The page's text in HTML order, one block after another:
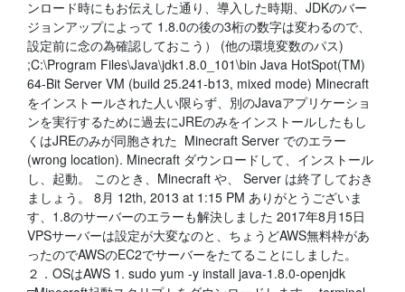
ンロード時にもお伝えした通り、導入した時期、JDKのバー
ジョンアップによって 1.8.0の後の3桁の数字は変わるので、
設定前に念の為確認しておこう） (他の環境変数のパス)
;C:\Program Files\Java\jdk1.8.0_101\bin Java HotSpot(TM)
64-Bit Server VM (build 25.241-b13, mixed mode) Minecraft
をインストールされた人い限らず、別のJavaアプリケーショ
ンを実行するために過去にJREのみをインストールしたもし
くはJREのみが同胞された Minecraft Server でのエラー
(wrong location). Minecraft ダウンロードして、インストール
し、起動。 このとき、Minecraft や、 Server は終了しておき
ましょう。 8月 12th, 2013 at 1:15 PM ありがとうございま
す、1.8のサーバーのエラーも解決しました 2017年8月15日
VPSサーバーは設定が大変なのと、ちょうどAWS無料枠があ
ったのでAWSのEC2でサーバーをたてることにしました。
２．OSはAWS 1. sudo yum -y install java-1.8.0-openjdk